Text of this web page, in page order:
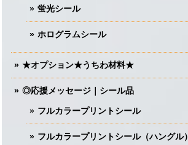
蛍光シール
ホログラムシール
★オプション★うちわ材料★
◎応援メッセージ｜シール品
フルカラープリントシール
フルカラープリントシール（ハングル）